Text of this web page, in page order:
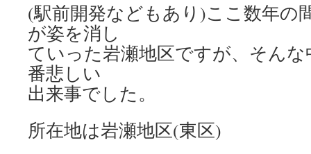
(駅前開発などもあり)ここ数年の
が姿を消し
ていった岩瀬地区ですが、そん
番悲しい
出来事でした。
所在地は岩瀬地区(東区)